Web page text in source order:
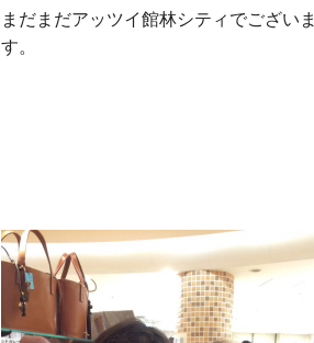
c
o
o
i
e
n
まだまだアッツイ館林シティでございま
す。